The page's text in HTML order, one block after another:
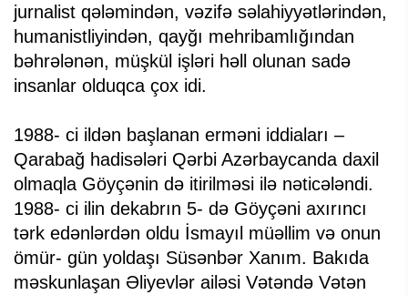
jurnalist qələmindən, vəzifə səlahiyyətlərindən,
humanistliyindən, qayğı mehribamlığından
bəhrələnən, müşkül işləri həll olunan sadə
insanlar olduqca çox idi.
1988- ci ildən başlanan erməni iddiaları –
Qarabağ hadisələri Qərbi Azərbaycanda daxil
olmaqla Göyçənin də itirilməsi ilə nəticələndi.
1988- ci ilin dekabrın 5- də Göyçəni axırıncı
tərk edənlərdən oldu İsmayıl müəllim və onun
ömür- gün yoldaşı Süsənbər Xanım. Bakıda
məskunlaşan Əliyevlər ailəsi Vətəndə Vətən